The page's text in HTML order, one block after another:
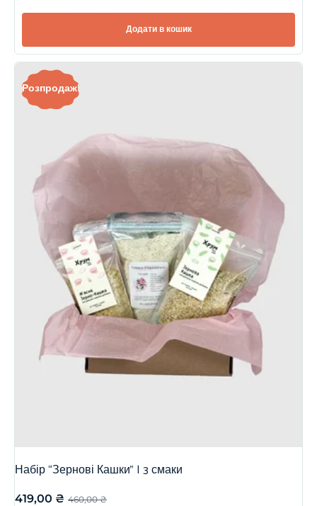
Додати в кошик
Розпродаж!
Набір “Зернові Кашки” | 3 смаки
460,00₴
419,00 ₴